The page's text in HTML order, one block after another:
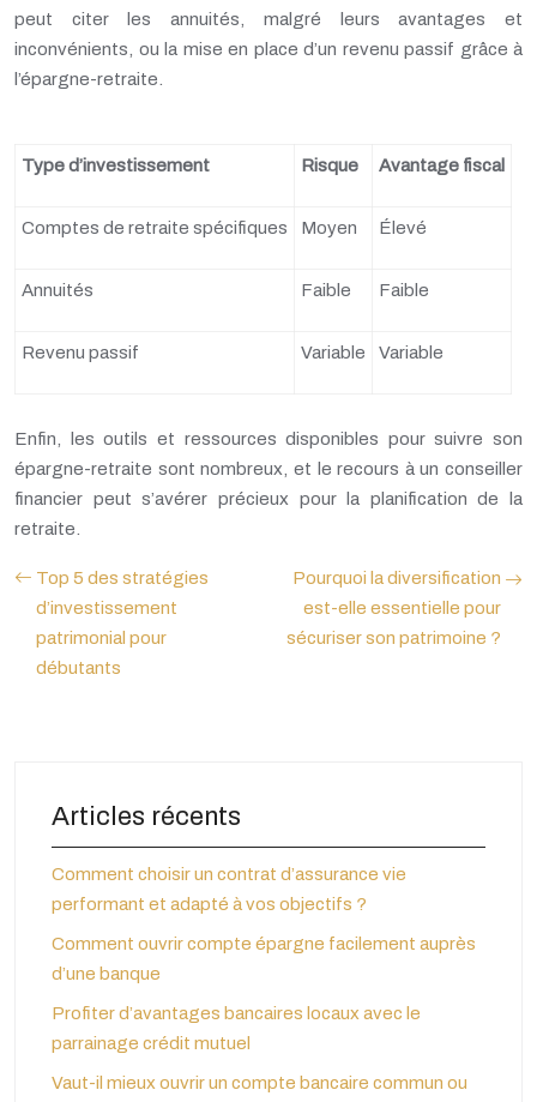
peut citer les annuités, malgré leurs avantages et
inconvénients, ou la mise en place d’un revenu passif grâce à
l’épargne-retraite.
Type d’investissement Risque Avantage fiscal
Comptes de retraite spécifiques Moyen Élevé
Annuités Faible Faible
Revenu passif Variable Variable
Enfin, les outils et ressources disponibles pour suivre son
épargne-retraite sont nombreux, et le recours à un conseiller
financier peut s’avérer précieux pour la planification de la
retraite.
Top 5 des stratégies
d’investissement
patrimonial pour
débutants
Pourquoi la diversification
est-elle essentielle pour
sécuriser son patrimoine ?
Articles récents
Comment choisir un contrat d’assurance vie
performant et adapté à vos objectifs ?
Comment ouvrir compte épargne facilement auprès
d’une banque
Profiter d’avantages bancaires locaux avec le
parrainage crédit mutuel
Vaut-il mieux ouvrir un compte bancaire commun ou